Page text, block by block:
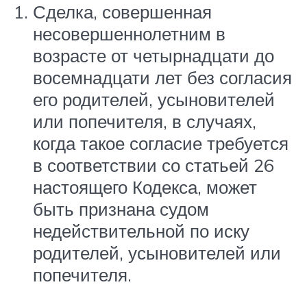
Сделка, совершенная
несовершеннолетним в
возрасте от четырнадцати до
восемнадцати лет без согласия
его родителей, усыновителей
или попечителя, в случаях,
когда такое согласие требуется
в соответствии со статьей 26
настоящего Кодекса, может
быть признана судом
недействительной по иску
родителей, усыновителей или
попечителя.